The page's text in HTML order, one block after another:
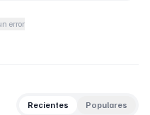
error
Recientes Populares